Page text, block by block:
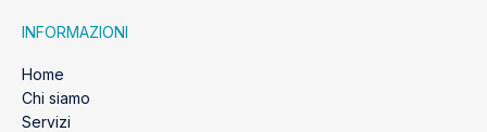
INFORMAZIONI
Home
Chi siamo
Servizi